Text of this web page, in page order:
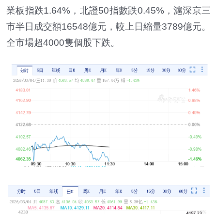
業板指跌1.64%，北證50指數跌0.45%，滬深京三
市半日成交額16548億元，較上日縮量3789億元。
全市場超4000隻個股下跌。